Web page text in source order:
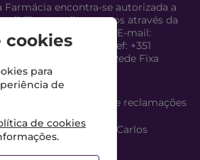
Farmácia encontra-se autorizada a
medicamentos através da
pelo Infarmed, I.P. E-mail:
| Telef: +351
(Chamada para Rede Fixa
dispõe de livro de reclamações
Proprietário: António Carlos
cookies
para
de
de cookies